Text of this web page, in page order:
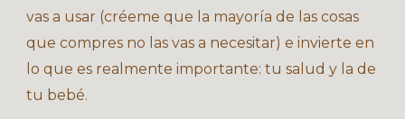
vas a usar (créeme que la mayoría de las cosas
que compres no las vas a necesitar) e invierte en
lo que es realmente importante: tu salud y la de
tu bebé.